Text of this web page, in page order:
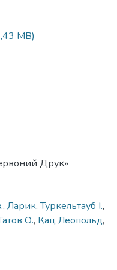
MB)
Друк»
, Ларик,Туркельтауб І.,
О., Кац Леопольд,